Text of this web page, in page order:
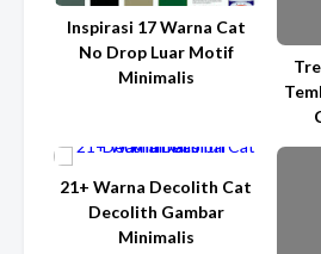
Inspirasi 17 Warna Cat
No Drop Luar Motif
Minimalis
21+ Warna Decolith Cat
Decolith Gambar
Minimalis